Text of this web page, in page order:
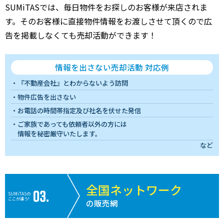
SUMiTASでは、毎日物件をお探しのお客様が来店されま
す。そのお客様に直接物件情報をお渡しさせて頂くので広
告を掲載しなくても売却活動ができます！
情報を出さない売却活動 対応例
『不動産会社』とわからないよう訪問
物件広告を出さない
お電話の時間帯指定及び社名を伏せた発信
ご家族であっても依頼者以外の方には
情報を秘密厳守いたします。
など
SUMiTASの
ここが違う!
全国ネットワーク
の販売網